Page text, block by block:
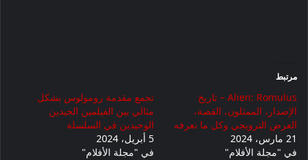
مرتبط
Alien: Romulus – تاريخ
الإصدار، الممثلون، القصة،
العرض الترويجي وكل ما نعرفه
21 مارس، 2024
في "مجلة الأفلام"
تجمع مقدمة رومولوس بشكل
مثالي بين الفيلمين الجيدين
الوحيدين في السلسلة
5 أبريل، 2024
في "مجلة الأفلام"